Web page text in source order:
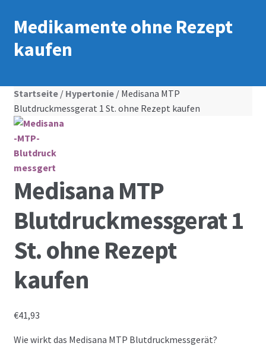
Medikamente ohne Rezept
kaufen
Startseite/ Hypertonie/ Medisana MTP
Blutdruckmessgerat 1 St. ohne Rezept kaufen
Medisana MTP
Blutdruckmessgerat 1
St. ohne Rezept
kaufen
€41,93
Wie wirkt das Medisana MTP Blutdruckmessgerät?